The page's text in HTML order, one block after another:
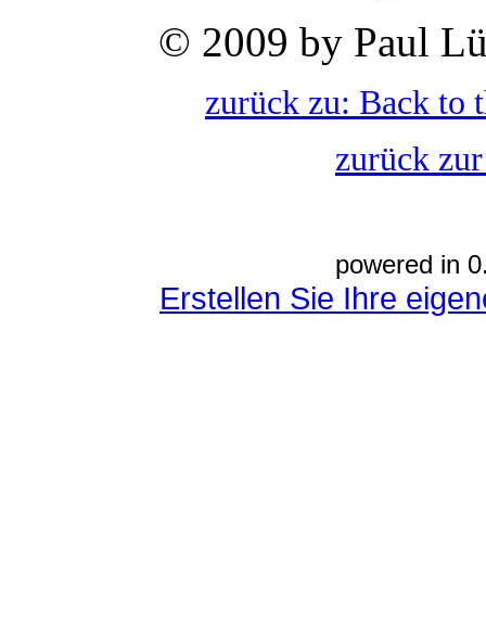
© 2009 by Paul
zurück zu: Back to
zurück
powered in
Erstellen Sie Ihre